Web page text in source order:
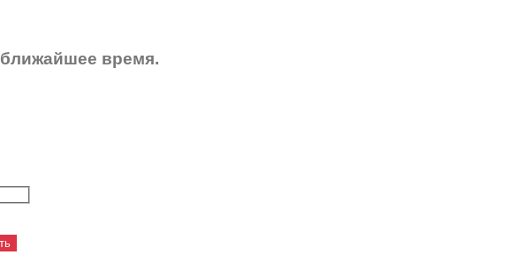
время.